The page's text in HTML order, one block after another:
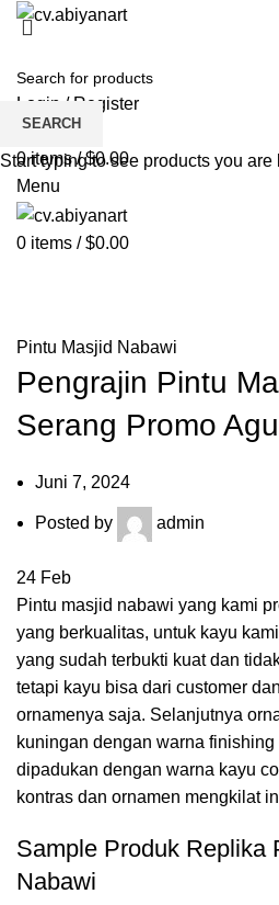
INSTAGRAM ABIYAN ART
Login / Register
Wishlist
0items / $0.00
Menu
0 items / $0.00
Pintu Masjid Nabawi
Pengrajin Pintu
Serang Promo
Juni 7, 2024
Posted by admin
24 Feb
Pintu masjid nabawi yang kami
yang berkualitas, untuk kayu
yang sudah terbukti kuat dan
tetapi kayu bisa dari customer
ornamenya saja. Selanjutnya
kuningan dengan warna
dipadukan dengan warna kayu
kontras dan ornamen mengkilat
Sample Produk Replika
Nabawi
SEARCH
Start typing to see products you are